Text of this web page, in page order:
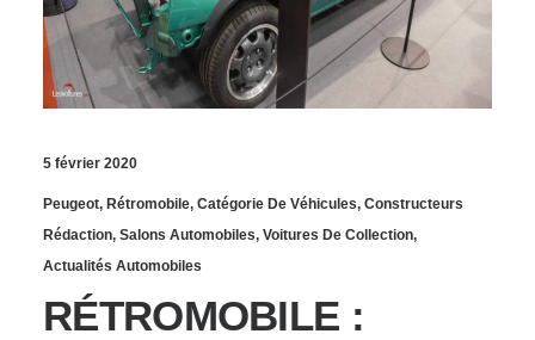
5 février 2020
Peugeot, Rétromobile, Catégorie De Véhicules, Constructeurs
Rédaction, Salons Automobiles, Voitures De Collection,
Actualités Automobiles
RÉTROMOBILE :